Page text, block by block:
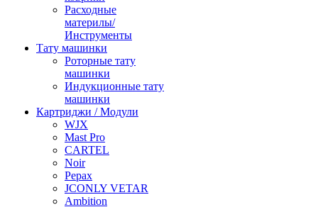
Расходные
материлы/
Инструменты
Тату машинки
Роторные тату
машинки
Индукционные тату
машинки
Картриджи / Модули
WJX
Mast Pro
CARTEL
Noir
Pepax
JCONLY VETAR
Ambition